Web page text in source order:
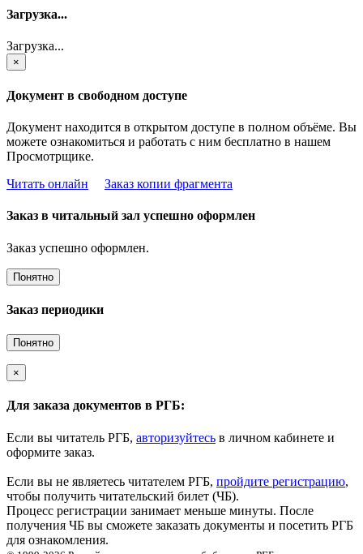
Загрузка...
Загрузка...
×
Документ в свободном доступе
Документ находится в открытом доступе в полном объёме. Вы
можете ознакомиться и работать с ним бесплатно в нашем
Просмотрщике.
Читать онлайн
Заказ копии фрагмента
Заказ в читальный зал успешно оформлен
Заказ успешно оформлен.
Понятно
Заказ периодики
Понятно
×
Для заказа документов в РГБ:
Если вы читатель РГБ, авторизуйтесь в личном кабинете и
оформите заказ.
Если вы не являетесь читателем РГБ, пройдите регистрацию,
чтобы получить читательский билет (ЧБ).
Процесс регистрации занимает меньше минуты. После
получения ЧБ вы сможете заказать документы и посетить РГБ
для ознакомления.